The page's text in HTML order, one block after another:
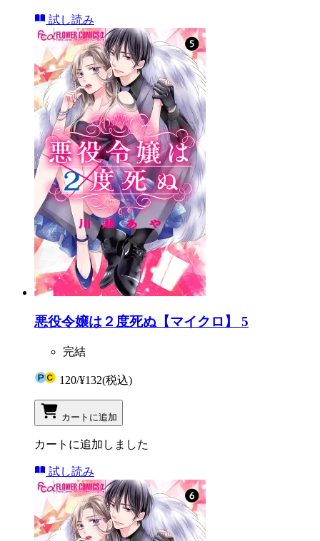
試し読み
悪役令嬢は２度死ぬ【マイクロ】 5
完結
120/¥132(税込)
カートに追加
カートに追加しました
試し読み